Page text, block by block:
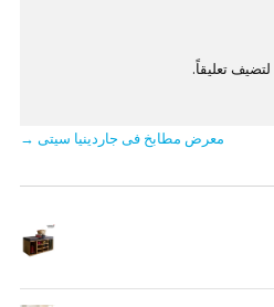
لتضيف تعليقاً.
معرض مطابخ فى جاردينيا سيتى →